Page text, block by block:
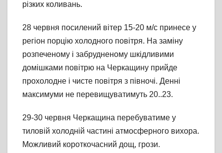
різких коливань.
28 червня посилений вітер 15-20 м/с принесе у
регіон порцію холодного повітря. На заміну
розпеченому і забрудненому шкідливими
домішками повітрю на Черкащину прийде
прохолодне і чисте повітря з півночі. Денні
максимуми не перевищуватимуть 20..23.
29-30 червня Черкащина перебуватиме у
тиловій холодній частині атмосферного вихора.
Можливий короткочасний дощ, грози.